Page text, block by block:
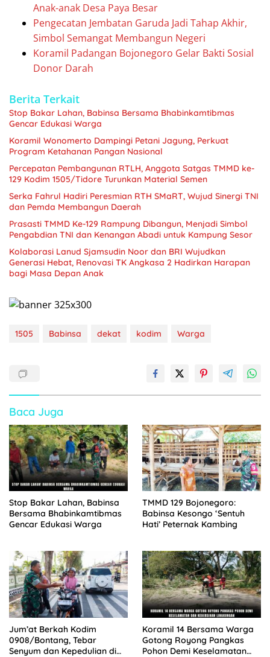
Anak-anak Desa Paya Besar
Pengecatan Jembatan Garuda Jadi Tahap Akhir,
Simbol Semangat Membangun Negeri
Koramil Padangan Bojonegoro Gelar Bakti Sosial
Donor Darah
Berita Terkait
Stop Bakar Lahan, Babinsa Bersama Bhabinkamtibmas
Gencar Edukasi Warga
Koramil Wonomerto Dampingi Petani Jagung, Perkuat
Program Ketahanan Pangan Nasional
Percepatan Pembangunan RTLH, Anggota Satgas TMMD ke-
129 Kodim 1505/Tidore Turunkan Material Semen
Serka Fahrul Hadiri Peresmian RTH SMaRT, Wujud Sinergi TNI
dan Pemda Membangun Daerah
Prasasti TMMD Ke-129 Rampung Dibangun, Menjadi Simbol
Pengabdian TNI dan Kenangan Abadi untuk Kampung Sesor
Kolaborasi Lanud Sjamsudin Noor dan BRI Wujudkan
Generasi Hebat, Renovasi TK Angkasa 2 Hadirkan Harapan
bagi Masa Depan Anak
1505 Babinsa dekat kodim Warga
Baca Juga
Stop Bakar Lahan, Babinsa
Bersama Bhabinkamtibmas
Gencar Edukasi Warga
TMMD 129 Bojonegoro:
Babinsa Kesongo ‘Sentuh
Hati’ Peternak Kambing
Jum’at Berkah Kodim
0908/Bontang, Tebar
Senyum dan Kepedulian di
Koramil 14 Bersama Warga
Gotong Royong Pangkas
Pohon Demi Keselamatan